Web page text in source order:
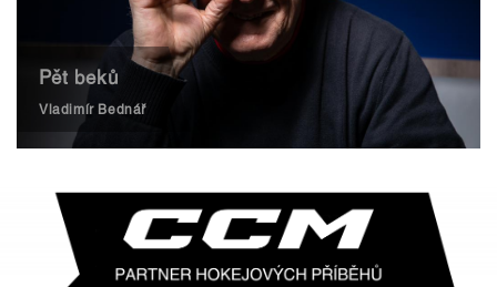
Pět beků
Vladimír Bednář